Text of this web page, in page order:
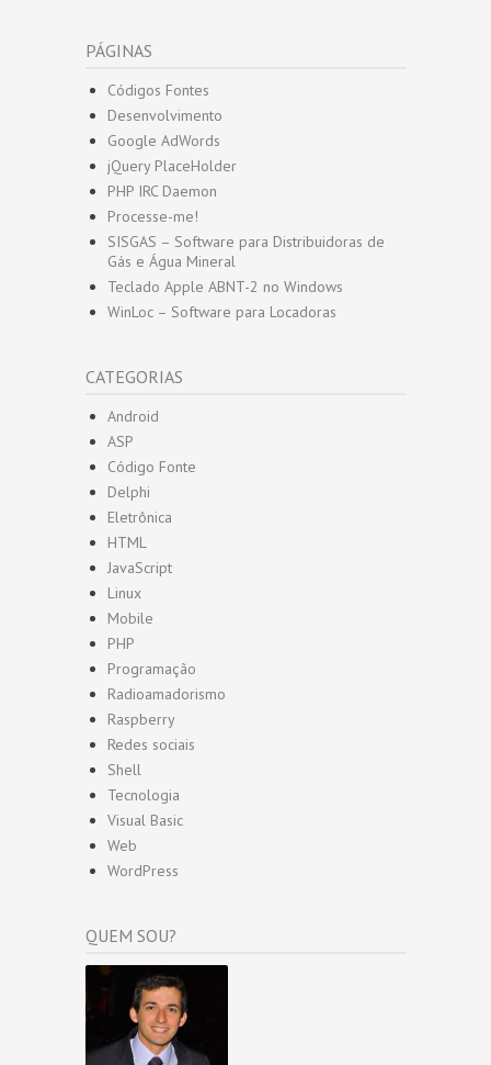
PÁGINAS
Códigos Fontes
Desenvolvimento
Google AdWords
jQuery PlaceHolder
PHP IRC Daemon
Processe-me!
SISGAS – Software para Distribuidoras de
Gás e Água Mineral
Teclado Apple ABNT-2 no Windows
WinLoc – Software para Locadoras
CATEGORIAS
Android
ASP
Código Fonte
Delphi
Eletrônica
HTML
JavaScript
Linux
Mobile
PHP
Programação
Radioamadorismo
Raspberry
Redes sociais
Shell
Tecnologia
Visual Basic
Web
WordPress
QUEM SOU?